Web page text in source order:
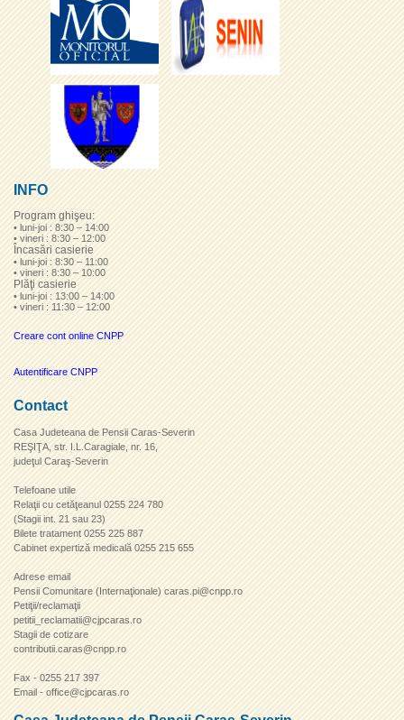
INFO
Program ghişeu:
• luni-joi : 8:30 – 14:00
• vineri : 8:30 – 12:00
Încasări casierie
• luni-joi : 8:30 – 11:00
• vineri : 8:30 – 10:00
Plăţi casierie
• luni-joi : 13:00 – 14:00
• vineri : 11:30 – 12:00
Creare cont online CNPP
Autentificare CNPP
Contact
Casa Judeteana de Pensii Caras-Severin
REŞIŢA, str. I.L.Caragiale, nr. 16,
judeţul Caraş-Severin
Telefoane utile
Relaţii cu cetăţeanul 0255 224 780
(Stagii int. 21 sau 23)
Bilete tratament 0255 225 887
Cabinet expertiză medicală 0255 215 655
Adrese email
Pensii Comunitare (Internaţionale) caras.pi@cnpp.ro
Petiţii/reclamaţii
petitii_reclamatii@cjpcaras.ro
Stagii de cotizare
contributii.caras@cnpp.ro
Fax - 0255 217 397
Email - office@cjpcaras.ro